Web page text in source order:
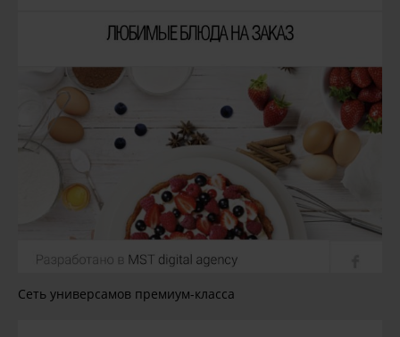
Сеть универсамов премиум-класса